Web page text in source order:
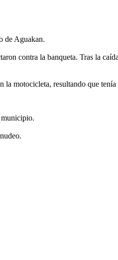
de Aguakan.
contra la banqueta. Tras la
motocicleta, resultando que tenía
municipio.